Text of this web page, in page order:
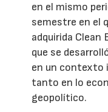
en el mismo
semestre en el
adquirida Clean
que se
en un contexto
tanto en lo
geopolítico.